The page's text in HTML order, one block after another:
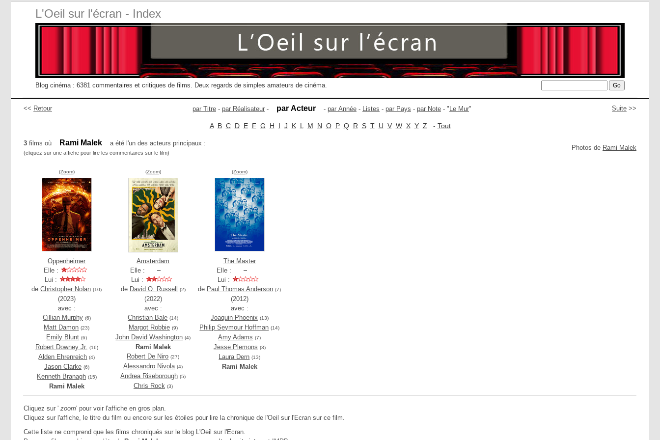
L'Oeil sur l'écran - Index
Blog cinéma : 6381 commentaires et critiques de films. Deux regards de simples amateurs de cinéma.
<< Retour Suite >>
par Titre - par Réalisateur - par Acteur - par Année - Listes - par Pays - par Note - " Le Mur"
A B C D E F G H I J K L M N O P Q R S T U V W X Y Z - Tout
Photos de Rami Malek
3 films où Rami Malek a été l'un des acteurs principaux :
(cliquez sur une affiche pour lire les commentaires sur le film)
(Zoom)
Oppenheimer
Elle :
Lui :
deChristopher Nolan (10)
(2023)
avec :
Cillian Murphy (6)
Matt Damon (23)
Emily Blunt (6)
Robert Downey Jr. (16)
Alden Ehrenreich (4)
Jason Clarke (6)
Kenneth Branagh (15)
Rami Malek
(Zoom)
Amsterdam
Elle :
Lui :
de David O. Russell (2)
(2022)
avec :
Christian Bale (14)
Margot Robbie (9)
John David Washington (4)
Rami Malek
Robert De Niro (27)
Alessandro Nivola (4)
Andrea Riseborough (5)
Chris Rock (3)
(Zoom)
The Master
Elle :
Lui :
de Paul Thomas Anderson (7)
(2012)
avec :
Joaquin Phoenix (13)
Philip Seymour Hoffman (14)
Amy Adams (7)
Jesse Plemons (3)
Laura Dern (13)
Rami Malek
Cliquez sur ' zoom' pour voir l'affiche en gros plan.
Cliquez sur l'affiche, le titre du film ou encore sur les étoiles pour lire la chronique de l'Oeil sur l'Ecran sur ce film.
Cette liste ne comprend que les films chroniqués sur le blog L'Oeil sur l'Ecran.